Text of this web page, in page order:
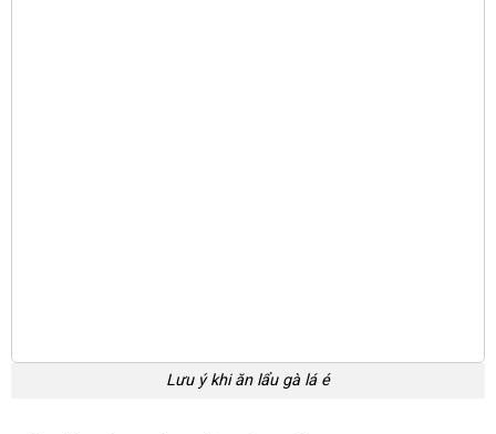
Lưu ý khi ăn lẩu gà lá é